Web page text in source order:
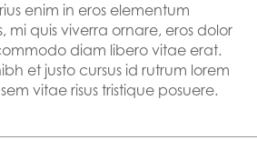
enim in eros elementum
mi quis viverra ornare, eros dolor
diam libero vitae erat.
et justo cursus id rutrum lorem
vitae risus tristique posuere.